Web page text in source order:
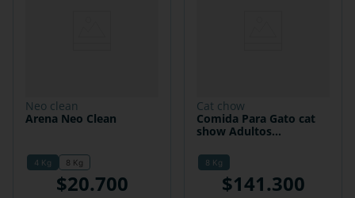
neo clean
Arena Neo Clean
4 Kg 8 Kg
$20.700
cat chow
Comida Para Gato cat
show Adultos
8 Kg
$141.300